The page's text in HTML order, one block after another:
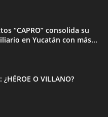
“CAPRO” consolida su
en Yucatán con más...
¿HÉROE O VILLANO?